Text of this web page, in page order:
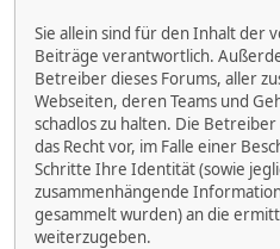
Sie allein sind für den Inhalt der
Beiträge verantwortlich.
Betreiber dieses Forums, aller
Webseiten, deren Teams und
schadlos zu halten. Die
das Recht vor, im Falle einer
Schritte Ihre Identität (sowie
zusammenhängende
gesammelt wurden) an die
weiterzugeben.